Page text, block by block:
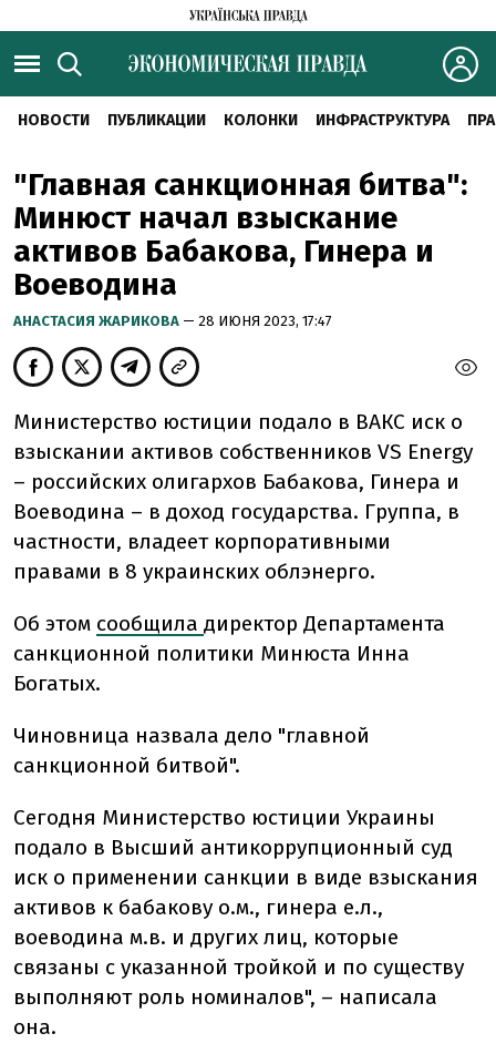
НОВОСТИ ПУБЛИКАЦИИ КОЛОНКИ ИНФРАСТРУКТУРА
"Главная санкционная битва":
Минюст начал взыскание
активов Бабакова, Гинера и
Воеводина
АНАСТАСИЯ ЖАРИКОВА — 28 ИЮНЯ 2023, 17:47
Министерство юстиции подало в ВАКС иск о
взыскании активов собственников VS Energy
– российских олигархов Бабакова, Гинера и
Воеводина – в доход государства. Группа, в
частности, владеет корпоративными
правами в 8 украинских облэнерго.
Об этом сообщила директор Департамента
санкционной политики Минюста Инна
Богатых.
Чиновница назвала дело "главной
санкционной битвой".
Сегодня Министерство юстиции Украины
подало в Высший антикоррупционный суд
иск о применении санкции в виде взыскания
активов к бабакову о.м., гинера е.л.,
воеводина м.в. и других лиц, которые
связаны с указанной тройкой и по существу
выполняют роль номиналов", – написала
она.